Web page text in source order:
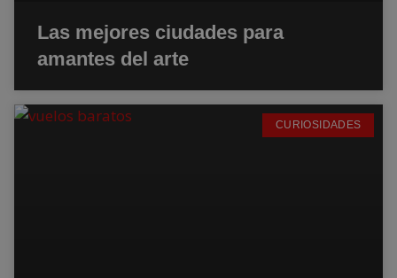
Las mejores ciudades para
amantes del arte
CURIOSIDADES